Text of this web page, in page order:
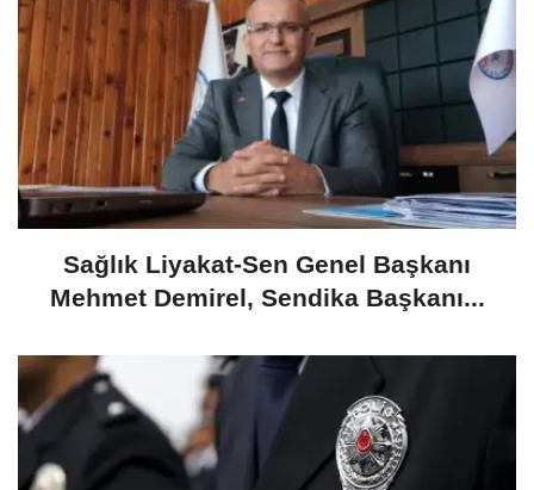
​Sağlık Liyakat-Sen Genel Başkanı
Mehmet Demirel, Sendika Başkanı...